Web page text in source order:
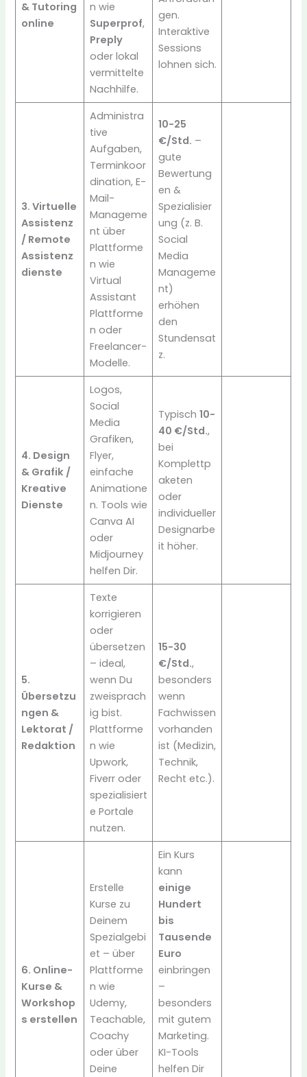
& Tutoring
online
n wie
Superprof,
Preply
oder lokal
vermittelte
Nachhilfe.
gen.
Interaktive
Sessions
lohnen sich.
3. Virtuelle
Assistenz
/ Remote
Assistenz
dienste
Administra
tive
Aufgaben,
Terminkoor
dination, E-
Mail-
Manageme
nt über
Plattforme
n wie
Virtual
Assistant
Plattforme
n oder
Freelancer-
Modelle.
10-25
€/Std. –
gute
Bewertung
en &
Spezialisier
ung (z. B.
Social
Media
Manageme
nt)
erhöhen
den
Stundensat
z.
4. Design
& Grafik /
Kreative
Dienste
Logos,
Social
Media
Grafiken,
Flyer,
einfache
Animatione
n. Tools wie
Canva AI
oder
Midjourney
helfen Dir.
Typisch 10-
40 €/Std.,
bei
Komplettp
aketen
oder
individueller
Designarbe
it höher.
5.
Übersetzu
ngen &
Lektorat /
Redaktion
Texte
korrigieren
oder
übersetzen
– ideal,
wenn Du
zweisprach
ig bist.
Plattforme
n wie
Upwork,
Fiverr oder
spezialisiert
e Portale
nutzen.
15-30
€/Std.,
besonders
wenn
Fachwissen
vorhanden
ist (Medizin,
Technik,
Recht etc.).
6. Online-
Kurse &
Workshop
s erstellen
Erstelle
Kurse zu
Deinem
Spezialgebi
et – über
Plattforme
n wie
Udemy,
Teachable,
Coachy
oder über
Deine
Ein Kurs
kann
einige
Hundert
bis
Tausende
Euro
einbringen
–
besonders
mit gutem
Marketing.
KI-Tools
helfen Dir